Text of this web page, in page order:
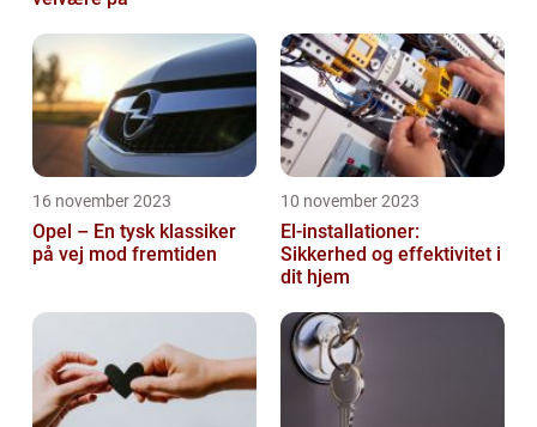
16 november 2023
Opel – En tysk klassiker
på vej mod fremtiden
10 november 2023
El-installationer:
Sikkerhed og effektivitet i
dit hjem